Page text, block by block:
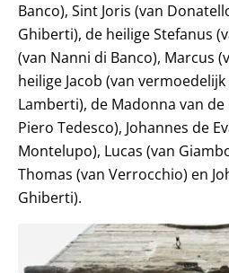
Banco), Sint Joris (van
Ghiberti), de heilige Stefanus
(van Nanni di Banco), Marcus
heilige Jacob (van
Lamberti), de Madonna van
Piero Tedesco), Johannes de
Montelupo), Lucas (van
Thomas (van Verrocchio) en
Ghiberti).